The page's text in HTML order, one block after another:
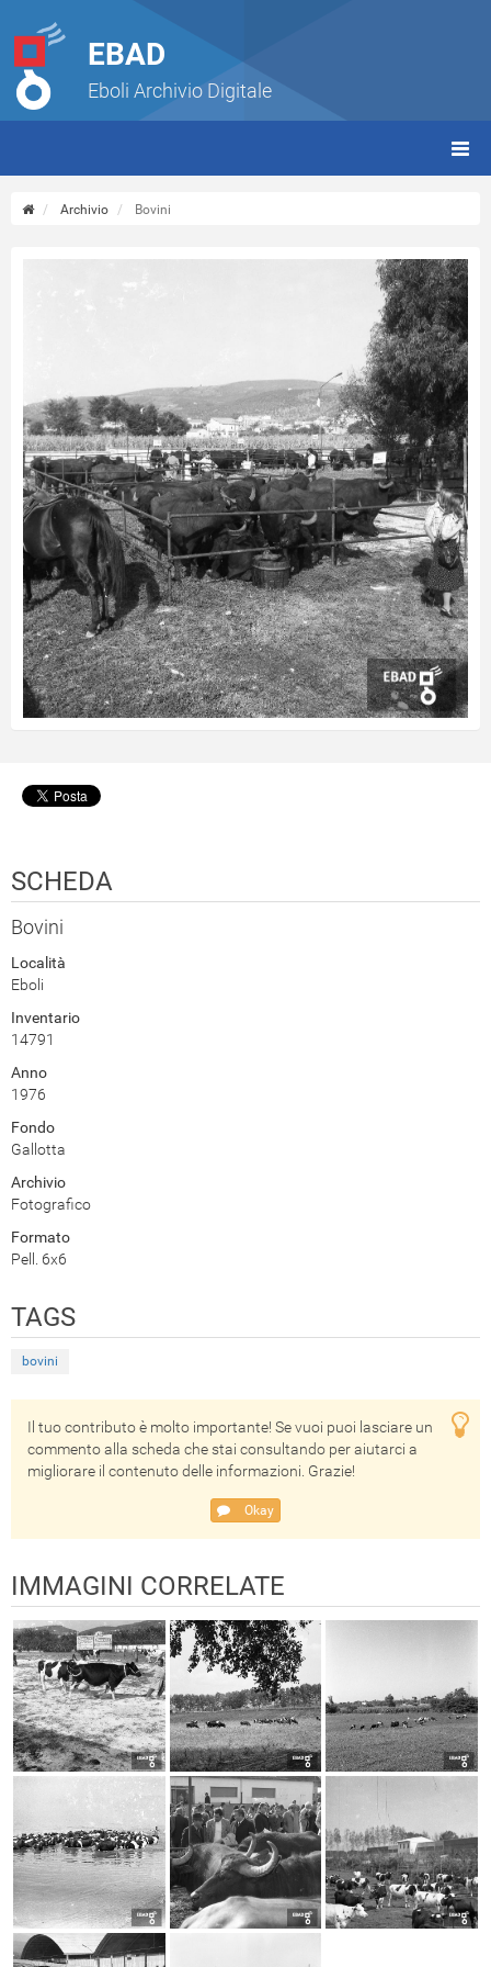
EBAD
Eboli Archivio Digitale
Archivio Bovini
SCHEDA
Bovini
Località
Eboli
Inventario
14791
Anno
1976
Fondo
Gallotta
Archivio
Fotografico
Formato
Pell. 6x6
TAGS
bovini
Il tuo contributo è molto importante! Se vuoi puoi lasciare un
commento alla scheda che stai consultando per aiutarci a
migliorare il contenuto delle informazioni. Grazie!
Okay
IMMAGINI CORRELATE